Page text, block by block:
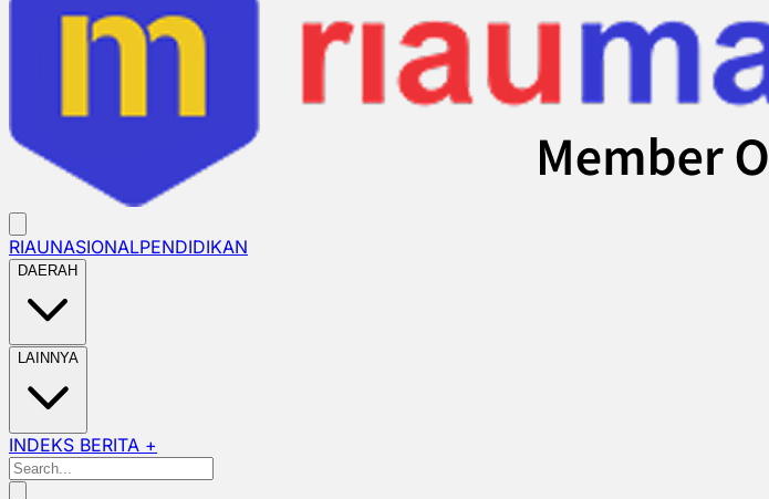
RIAUNASIONALPENDIDIKAN
DAERAH
LAINNYA
INDEKS BERITA +